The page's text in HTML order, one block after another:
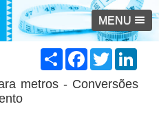
MENU
ShareFacebook
Twitter
metros - Conversões